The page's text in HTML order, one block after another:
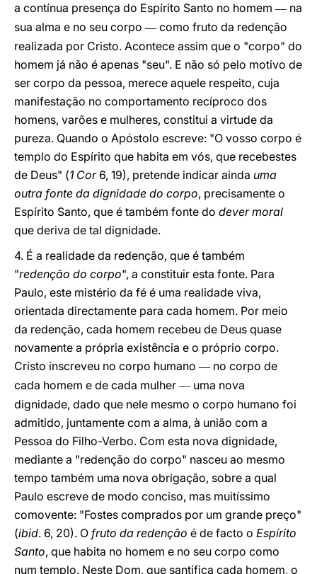
a contínua presença do Espírito Santo no homem — na
sua alma e no seu corpo — como fruto da redenção
realizada por Cristo. Acontece assim que o "corpo" do
homem já não é apenas "seu". E não só pelo motivo de
ser corpo da pessoa, merece aquele respeito, cuja
manifestação no comportamento recíproco dos
homens, varões e mulheres, constitui a virtude da
pureza. Quando o Apóstolo escreve: "O vosso corpo é
templo do Espírito que habita em vós, que recebestes
de Deus" (1 Cor6, 19), pretende indicar ainda uma
outra fonte da dignidade do corpo, precisamente o
Espírito Santo, que é também fonte do dever moral
que deriva de tal dignidade.
4. É a realidade da redenção, que é também
"redenção do corpo", a constituir esta fonte. Para
Paulo, este mistério da fé é uma realidade viva,
orientada directamente para cada homem. Por meio
da redenção, cada homem recebeu de Deus quase
novamente a própria existência e o próprio corpo.
Cristo inscreveu no corpo humano — no corpo de
cada homem e de cada mulher — uma nova
dignidade, dado que nele mesmo o corpo humano foi
admitido, juntamente com a alma, à união com a
Pessoa do Filho-Verbo. Com esta nova dignidade,
mediante a "redenção do corpo" nasceu ao mesmo
tempo também uma nova obrigação, sobre a qual
Paulo escreve de modo conciso, mas muitíssimo
comovente: "Fostes comprados por um grande preço"
(ibid. 6, 20). O fruto da redenção é de facto o Espírito
Santo, que habita no homem e no seu corpo como
num templo. Neste Dom, que santifica cada homem, o